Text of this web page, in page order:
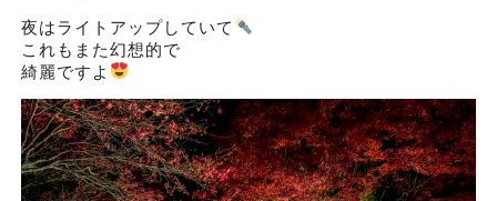
夜はライトアップしていて
これもまた幻想的で
綺麗ですよ